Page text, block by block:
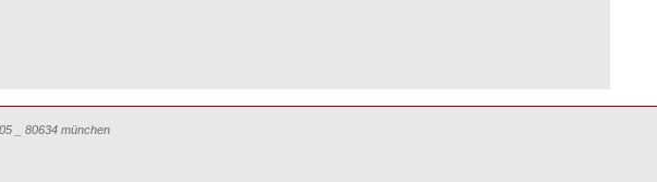
_ 80634 münchen